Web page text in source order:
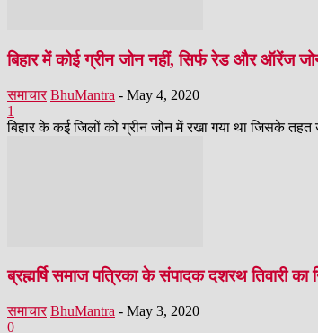
बिहार में कोई ग्रीन जोन नहीं, सिर्फ रेड और ऑरेंज
समाचार BhuMantra - May 4, 2020
1
बिहार के कई जिलों को ग्रीन जोन में रखा गया था जिसके
ब्रह्मर्षि समाज पत्रिका के संपादक दशरथ तिवारी
समाचार BhuMantra - May 3, 2020
0